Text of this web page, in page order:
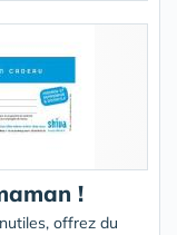
!
offrez du